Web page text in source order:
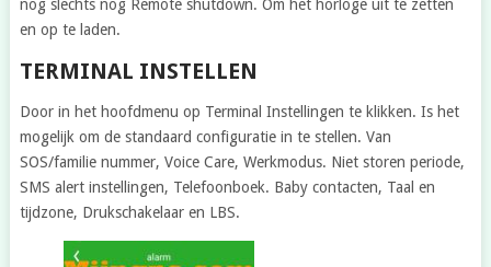
nog slechts nog Remote shutdown. Om het horloge uit te zetten
en op te laden.
TERMINAL INSTELLEN
Door in het hoofdmenu op Terminal Instellingen te klikken. Is het
mogelijk om de standaard configuratie in te stellen. Van
SOS/familie nummer, Voice Care, Werkmodus. Niet storen periode,
SMS alert instellingen, Telefoonboek. Baby contacten, Taal en
tijdzone, Drukschakelaar en LBS.